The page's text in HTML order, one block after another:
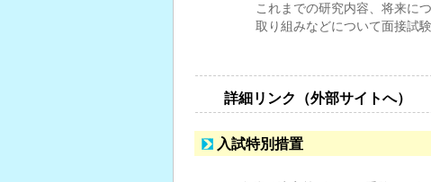
これまでの研究内容、将来につ
取り組みなどについて面接試験
詳細リンク（外部サイトへ）
入試特別措置